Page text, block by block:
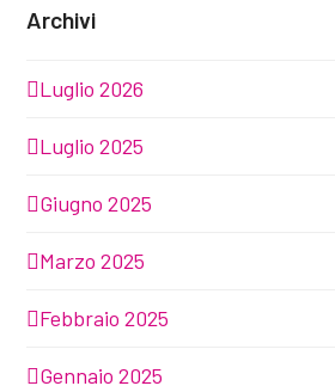
Archivi
Luglio 2026
Luglio 2025
Giugno 2025
Marzo 2025
Febbraio 2025
Gennaio 2025